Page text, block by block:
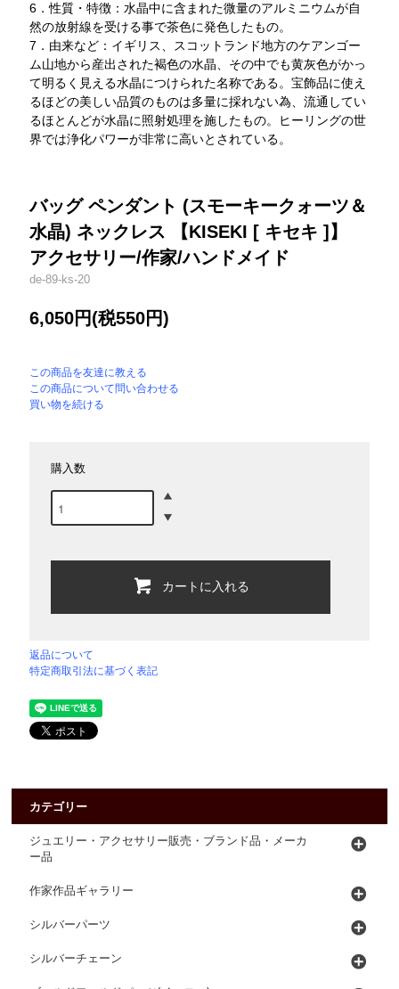
6．性質・特徴：水晶中に含まれた微量のアルミニウムが自
然の放射線を受ける事で茶色に発色したもの。
7．由来など：イギリス、スコットランド地方のケアンゴー
ム山地から産出された褐色の水晶、その中でも黄灰色がかっ
て明るく見える水晶につけられた名称である。宝飾品に使え
るほどの美しい品質のものは多量に採れない為、流通してい
るほとんどが水晶に照射処理を施したもの。ヒーリングの世
界では浄化パワーが非常に高いとされている。
バッグ ペンダント (スモーキークォーツ＆
水晶) ネックレス 【KISEKI [ キセキ ]】
アクセサリー/作家/ハンドメイド
de-89-ks-20
6,050円(税550円)
この商品を友達に教える
この商品について問い合わせる
買い物を続ける
購入数
カートに入れる
返品について
特定商取引法に基づく表記
カテゴリー
ジュエリー・アクセサリー販売・ブランド品・メーカ
ー品
作家作品ギャラリー
シルバーパーツ
シルバーチェーン